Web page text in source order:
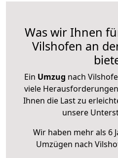
Was wir Ihnen
Vilshofen an
Ein Umzug nach
viele
Ihnen die Last zu
unsere
Wir haben mehr als 6
Umzügen nach